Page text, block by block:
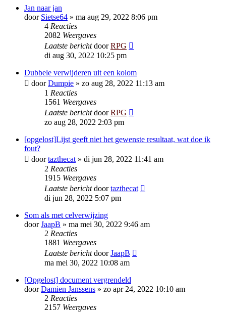
Jan naar jan
door Sietse64 » ma aug 29, 2022 8:06 pm
4 Reacties
2082 Weergaves
Laatste berichtdoorRPG
di aug 30, 2022 10:25 pm
Dubbele verwijderen uit een kolom
doorDumpie » zo aug 28, 2022 11:13 am
1 Reacties
1561 Weergaves
Laatste berichtdoorRPG
zo aug 28, 2022 2:03 pm
[opgelost]Lijst geeft niet het gewenste resultaat, wat doe ik
fout?
doortazthecat » di jun 28, 2022 11:41 am
2 Reacties
1915 Weergaves
Laatste berichtdoortazthecat
di jun 28, 2022 5:07 pm
Som als met celverwijzing
doorJaapB » ma mei 30, 2022 9:46 am
2 Reacties
1881 Weergaves
Laatste berichtdoorJaapB
ma mei 30, 2022 10:08 am
[Opgelost] document vergrendeld
doorDamien Janssens » zo apr 24, 2022 10:10 am
2 Reacties
2157 Weergaves